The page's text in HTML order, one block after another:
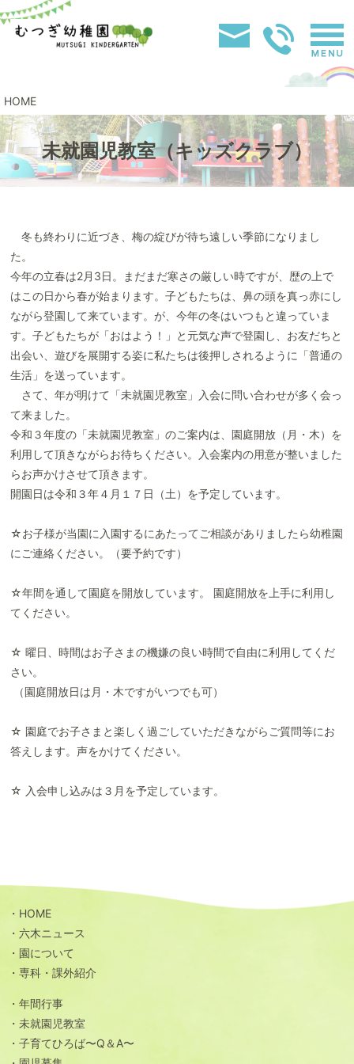
HOME
未就園児教室（キッズクラブ）
冬も終わりに近づき、梅の綻びが待ち遠しい季節になりまし
た。
今年の立春は2月3日。まだまだ寒さの厳しい時ですが、歴の上で
はこの日から春が始まります。子どもたちは、鼻の頭を真っ赤にし
ながら登園して来ています。が、今年の冬はいつもと違っていま
す。子どもたちが「おはよう！」と元気な声で登園し、お友だちと
出会い、遊びを展開する姿に私たちは後押しされるように「普通の
生活」を送っています。
さて、年が明けて「未就園児教室」入会に問い合わせが多く会っ
て来ました。
令和３年度の「未就園児教室」のご案内は、園庭開放（月・木）を
利用して頂きながらお待ちください。入会案内の用意が整いました
らお声かけさせて頂きます。
開園日は令和３年４月１７日（土）を予定しています。
☆お子様が当園に入園するにあたってご相談がありましたら幼稚園
にご連絡ください。（要予約です）
☆年間を通して園庭を開放しています。 園庭開放を上手に利用し
てください。
☆ 曜日、時間はお子さまの機嫌の良い時間で自由に利用してくだ
さい。
（園庭開放日は月・木ですがいつでも可）
☆ 園庭でお子さまと楽しく過ごしていただきながらご質問等にお
答えします。声をかけてください。
☆ 入会申し込みは３月を予定しています。
HOME
六木ニュース
園について
専科・課外紹介
年間行事
未就園児教室
子育てひろば〜Q＆A〜